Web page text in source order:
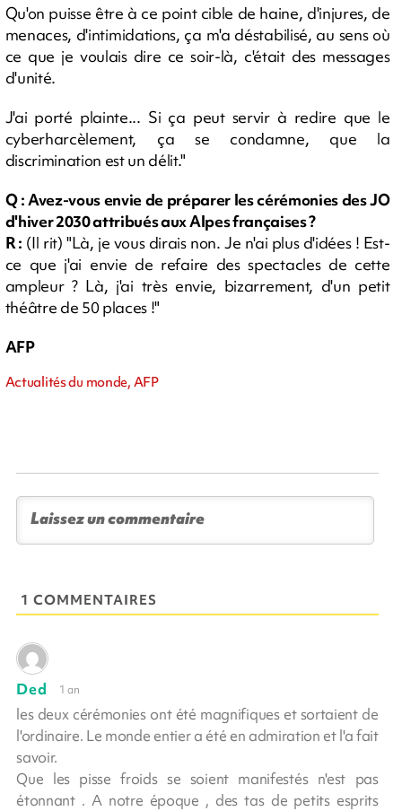
Qu'on puisse être à ce point cible de haine, d'injures, de
menaces, d'intimidations, ça m'a déstabilisé, au sens où
ce que je voulais dire ce soir-là, c'était des messages
d'unité.
J'ai porté plainte... Si ça peut servir à redire que le
cyberharcèlement, ça se condamne, que la
discrimination est un délit."
Q : Avez-vous envie de préparer les cérémonies des JO
d'hiver 2030 attribués aux Alpes françaises ?
R : (Il rit) "Là, je vous dirais non. Je n'ai plus d'idées ! Est-
ce que j'ai envie de refaire des spectacles de cette
ampleur ? Là, j'ai très envie, bizarrement, d'un petit
théâtre de 50 places !"
AFP
Actualités du monde, AFP
1 COMMENTAIRES
Ded 1 an
les deux cérémonies ont été magnifiques et sortaient de
l'ordinaire. Le monde entier a été en admiration et l'a fait
savoir.
Que les pisse froids se soient manifestés n'est pas
étonnant . A notre époque , des tas de petits esprits